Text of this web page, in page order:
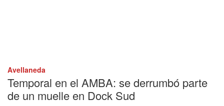
Avellaneda
Temporal en el AMBA: se derrumbó parte
de un muelle en Dock Sud